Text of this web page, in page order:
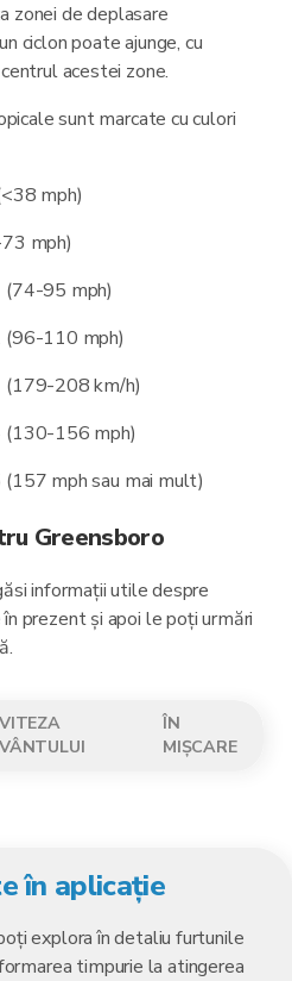
zonei de deplasare
ciclon poate ajunge, cu
acestei zone.
sunt marcate cu culori
mph)
mph)
(74-95 mph)
(96-110 mph)
(179-208 km/h)
(130-156 mph)
(157 mph sau mai mult)
Greensboro
informații utile despre
prezent și apoi le poți urmări
VITEZA
VÂNTULUI
ÎN
MIȘCARE
în aplicație
explora în detaliu furtunile
timpurie la atingerea